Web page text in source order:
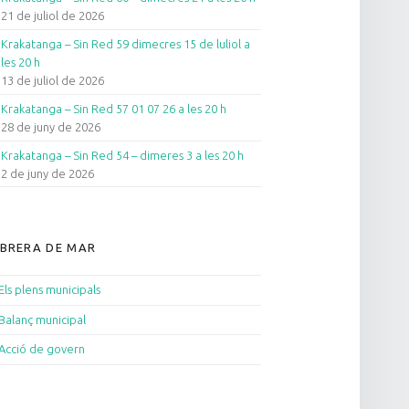
21 de juliol de 2026
Krakatanga – Sin Red 59 dimecres 15 de luliol a
les 20 h
13 de juliol de 2026
Krakatanga – Sin Red 57 01 07 26 a les 20 h
28 de juny de 2026
Krakatanga – Sin Red 54 – dimeres 3 a les 20 h
2 de juny de 2026
DE MAR
plens municipals
municipal
de govern